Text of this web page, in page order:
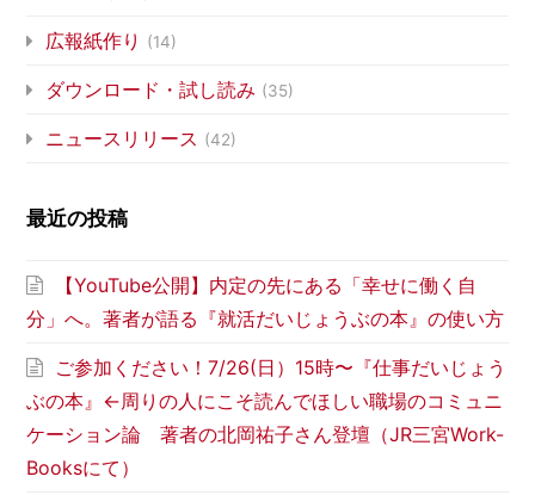
広報紙作り (14)
ダウンロード・試し読み (35)
ニュースリリース (42)
最近の投稿
【YouTube公開】内定の先にある「幸せに働く自
分」へ。著者が語る『就活だいじょうぶの本』の使い方
ご参加ください！7/26(日）15時〜『仕事だいじょう
ぶの本』←周りの人にこそ読んでほしい職場のコミュニ
ケーション論 著者の北岡祐子さん登壇（JR三宮Work-
Booksにて）